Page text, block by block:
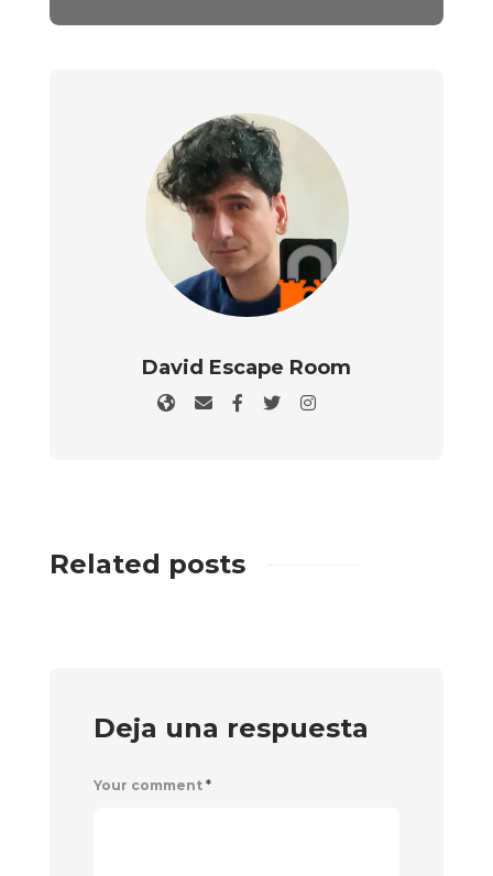
David Escape Room
Related posts
Deja una respuesta
Your comment *